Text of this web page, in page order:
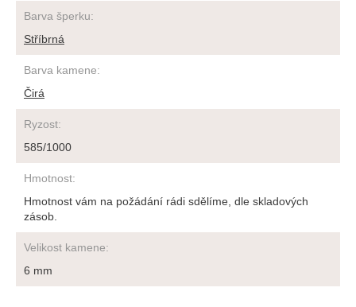
Barva šperku:
Stříbrná
Barva kamene:
Čirá
Ryzost:
585/1000
Hmotnost:
Hmotnost vám na požádání rádi sdělíme, dle skladových
zásob.
Velikost kamene:
6 mm